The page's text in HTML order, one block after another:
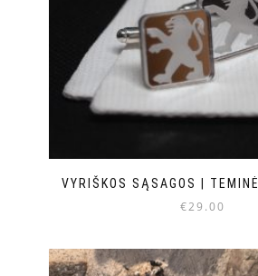
VYRIŠKOS SĄSAGOS |
€29.00